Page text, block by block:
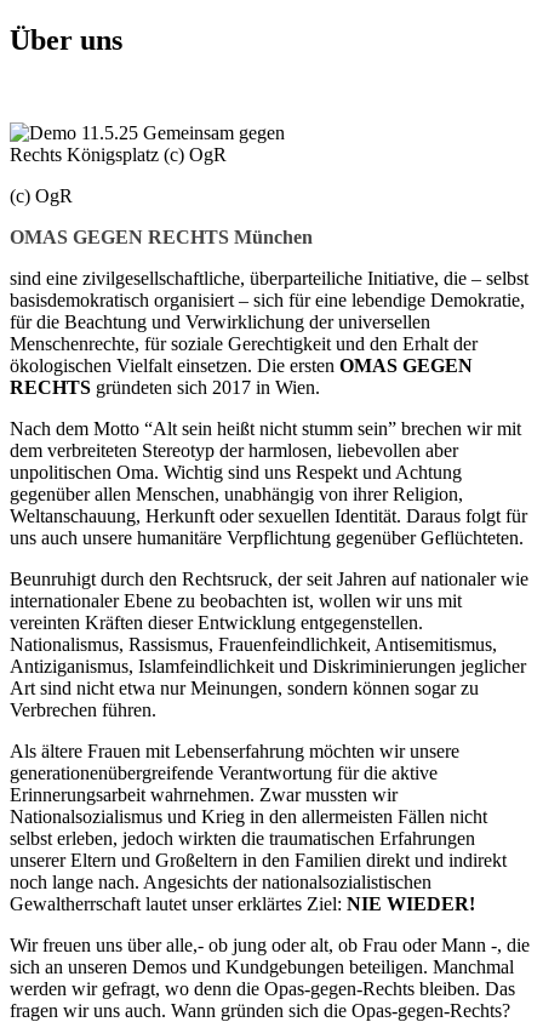
Über uns
(c) OgR
OMAS GEGEN RECHTS München
sind eine zivilgesellschaftliche, überparteiliche Initiative, die – selbst
basisdemokratisch organisiert – sich für eine lebendige Demokratie,
für die Beachtung und Verwirklichung der universellen
Menschenrechte, für soziale Gerechtigkeit und den Erhalt der
ökologischen Vielfalt einsetzen. Die ersten OMAS GEGEN
RECHTS gründeten sich 2017 in Wien.
Nach dem Motto “Alt sein heißt nicht stumm sein” brechen wir mit
dem verbreiteten Stereotyp der harmlosen, liebevollen aber
unpolitischen Oma. Wichtig sind uns Respekt und Achtung
gegenüber allen Menschen, unabhängig von ihrer Religion,
Weltanschauung, Herkunft oder sexuellen Identität. Daraus folgt für
uns auch unsere humanitäre Verpflichtung gegenüber Geflüchteten.
Beunruhigt durch den Rechtsruck, der seit Jahren auf nationaler wie
internationaler Ebene zu beobachten ist, wollen wir uns mit
vereinten Kräften dieser Entwicklung entgegenstellen.
Nationalismus, Rassismus, Frauenfeindlichkeit, Antisemitismus,
Antiziganismus, Islamfeindlichkeit und Diskriminierungen jeglicher
Art sind nicht etwa nur Meinungen, sondern können sogar zu
Verbrechen führen.
Als ältere Frauen mit Lebenserfahrung möchten wir unsere
generationenübergreifende Verantwortung für die aktive
Erinnerungsarbeit wahrnehmen. Zwar mussten wir
Nationalsozialismus und Krieg in den allermeisten Fällen nicht
selbst erleben, jedoch wirkten die traumatischen Erfahrungen
unserer Eltern und Großeltern in den Familien direkt und indirekt
noch lange nach. Angesichts der nationalsozialistischen
Gewaltherrschaft lautet unser erklärtes Ziel: NIE WIEDER!
Wir freuen uns über alle,- ob jung oder alt, ob Frau oder Mann -, die
sich an unseren Demos und Kundgebungen beteiligen. Manchmal
werden wir gefragt, wo denn die Opas-gegen-Rechts bleiben. Das
fragen wir uns auch. Wann gründen sich die Opas-gegen-Rechts?